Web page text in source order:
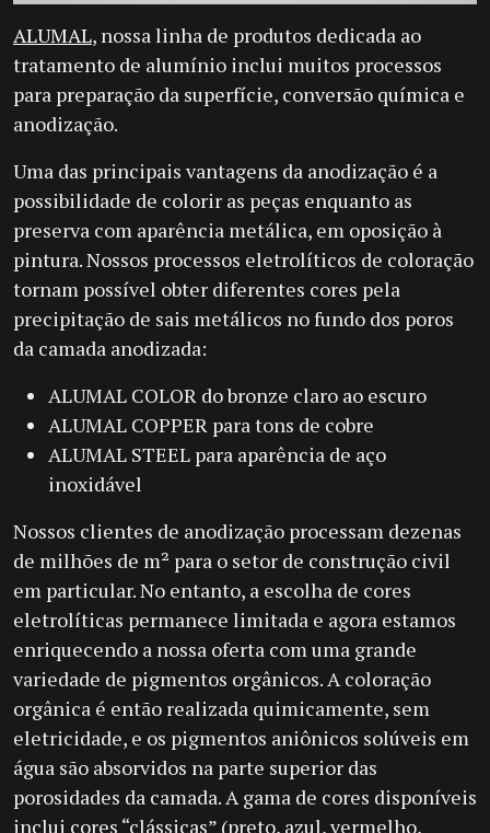
ALUMAL, nossa linha de produtos dedicada ao
tratamento de alumínio inclui muitos processos
para preparação da superfície, conversão química e
anodização.
Uma das principais vantagens da anodização é a
possibilidade de colorir as peças enquanto as
preserva com aparência metálica, em oposição à
pintura. Nossos processos eletrolíticos de coloração
tornam possível obter diferentes cores pela
precipitação de sais metálicos no fundo dos poros
da camada anodizada:
ALUMAL COLOR do bronze claro ao escuro
ALUMAL COPPER para tons de cobre
ALUMAL STEEL para aparência de aço
inoxidável
Nossos clientes de anodização processam dezenas
de milhões de m² para o setor de construção civil
em particular. No entanto, a escolha de cores
eletrolíticas permanece limitada e agora estamos
enriquecendo a nossa oferta com uma grande
variedade de pigmentos orgânicos. A coloração
orgânica é então realizada quimicamente, sem
eletricidade, e os pigmentos aniônicos solúveis em
água são absorvidos na parte superior das
porosidades da camada. A gama de cores disponíveis
inclui cores “clássicas” (preto, azul, vermelho,